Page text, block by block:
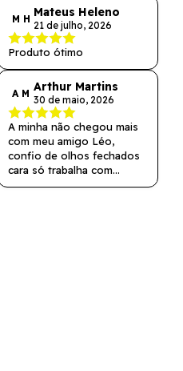
M H Mateus Heleno
21 de julho, 2026
Produto ótimo
A M Arthur Martins
30 de maio, 2026
A minha não chegou mais
com meu amigo Léo,
confio de olhos fechados
cara só trabalha com
produtos de qualidade.